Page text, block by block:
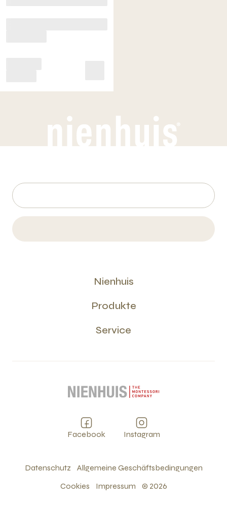
Nienhuis
Produkte
Service
Facebook Instagram
Datenschutz
Allgemeine Geschäftsbedingungen
Cookies
Impressum © 2026